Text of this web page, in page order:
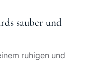
sauber und
ruhigen und